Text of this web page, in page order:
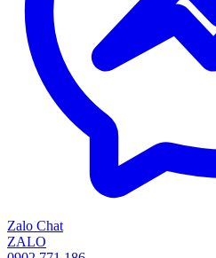
Zalo Chat
ZALO